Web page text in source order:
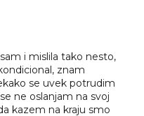
i mislila tako nesto,
znam
se uvek potrudim
ne oslanjam na svoj
kazem na kraju smo